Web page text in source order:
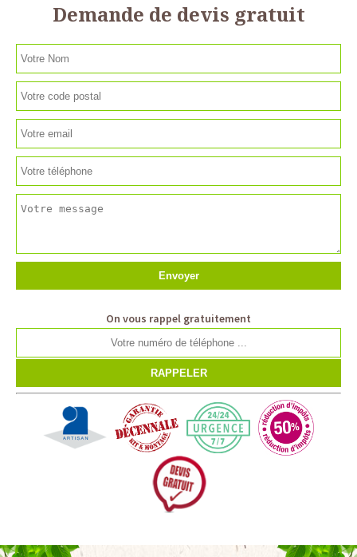
Demande de devis gratuit
On vous rappel gratuitement